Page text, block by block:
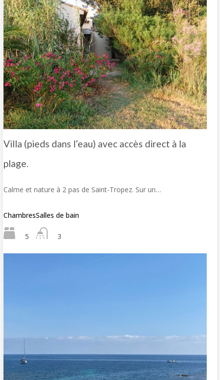
Villa (pieds dans l’eau) avec accès direct à la
plage.
Calme et nature à 2 pas de Saint-Tropez. Sur un…
Chambres
5
Salles de bain
3